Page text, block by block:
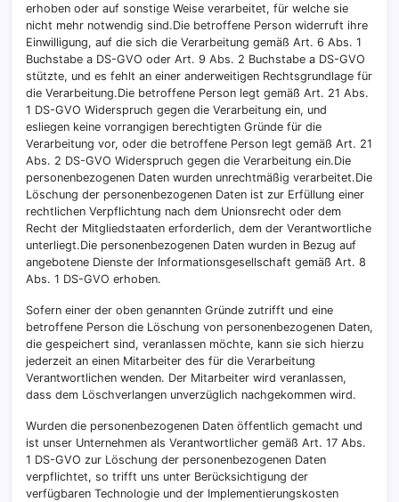
erhoben oder auf sonstige Weise verarbeitet, für welche sie
nicht mehr notwendig sind.Die betroffene Person widerruft ihre
Einwilligung, auf die sich die Verarbeitung gemäß Art. 6 Abs. 1
Buchstabe a DS-GVO oder Art. 9 Abs. 2 Buchstabe a DS-GVO
stützte, und es fehlt an einer anderweitigen Rechtsgrundlage für
die Verarbeitung.Die betroffene Person legt gemäß Art. 21 Abs.
1 DS-GVO Widerspruch gegen die Verarbeitung ein, und
esliegen keine vorrangigen berechtigten Gründe für die
Verarbeitung vor, oder die betroffene Person legt gemäß Art. 21
Abs. 2 DS-GVO Widerspruch gegen die Verarbeitung ein.Die
personenbezogenen Daten wurden unrechtmäßig verarbeitet.Die
Löschung der personenbezogenen Daten ist zur Erfüllung einer
rechtlichen Verpflichtung nach dem Unionsrecht oder dem
Recht der Mitgliedstaaten erforderlich, dem der Verantwortliche
unterliegt.Die personenbezogenen Daten wurden in Bezug auf
angebotene Dienste der Informationsgesellschaft gemäß Art. 8
Abs. 1 DS-GVO erhoben.
Sofern einer der oben genannten Gründe zutrifft und eine
betroffene Person die Löschung von personenbezogenen Daten,
die gespeichert sind, veranlassen möchte, kann sie sich hierzu
jederzeit an einen Mitarbeiter des für die Verarbeitung
Verantwortlichen wenden. Der Mitarbeiter wird veranlassen,
dass dem Löschverlangen unverzüglich nachgekommen wird.
Wurden die personenbezogenen Daten öffentlich gemacht und
ist unser Unternehmen als Verantwortlicher gemäß Art. 17 Abs.
1 DS-GVO zur Löschung der personenbezogenen Daten
verpflichtet, so trifft uns unter Berücksichtigung der
verfügbaren Technologie und der Implementierungskosten